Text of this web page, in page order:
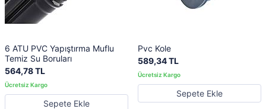
6 ATU PVC Yapıştırma Muflu
Temiz Su Boruları
564,78 TL
Sepete Ekle
Pvc Kole
589,34 TL
Sepete Ekle